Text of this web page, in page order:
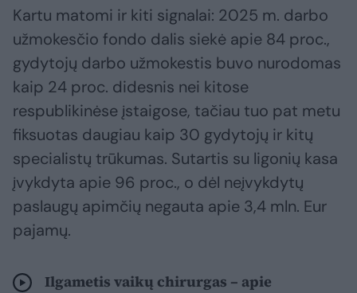
Kartu matomi ir kiti signalai: 2025 m. darbo
užmokesčio fondo dalis siekė apie 84 proc.,
gydytojų darbo užmokestis buvo nurodomas
kaip 24 proc. didesnis nei kitose
respublikinėse įstaigose, tačiau tuo pat metu
fiksuotas daugiau kaip 30 gydytojų ir kitų
specialistų trūkumas. Sutartis su ligonių kasa
įvykdyta apie 96 proc., o dėl neįvykdytų
paslaugų apimčių negauta apie 3,4 mln. Eur
pajamų.
Ilgametis vaikų chirurgas – apie